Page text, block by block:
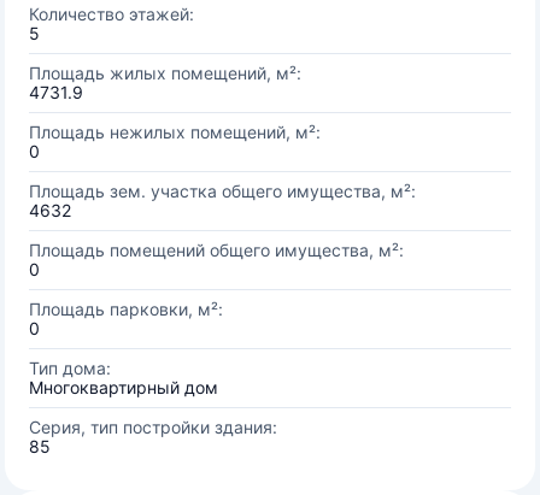
Количество этажей:
5
Площадь жилых помещений, м²:
4731.9
Площадь нежилых помещений, м²:
0
Площадь зем. участка общего имущества, м²:
4632
Площадь помещений общего имущества, м²:
0
Площадь парковки, м²:
0
Тип дома:
Многоквартирный дом
Серия, тип постройки здания:
85